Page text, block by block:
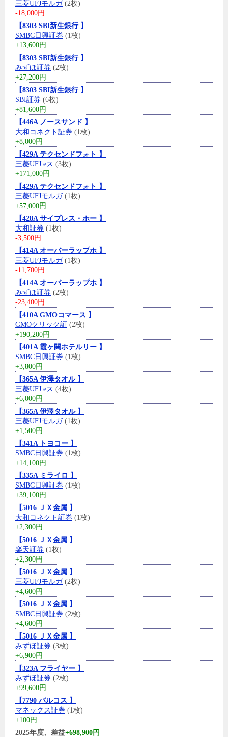
三菱UFJモルガ(2枚)
-18,000円
【8303 SBI新生銀行 】
SMBC日興証券 (1枚)
+13,600円
【8303 SBI新生銀行 】
みずほ証券 (2枚)
+27,200円
【8303 SBI新生銀行 】
SBI証券 (6枚)
+81,600円
【446A ノースサンド 】
大和コネクト証券 (1枚)
+8,000円
【429A テクセンドフォト 】
三菱UFJ eス (3枚)
+171,000円
【429A テクセンドフォト 】
三菱UFJモルガ(1枚)
+57,000円
【428A サイプレス・ホー 】
大和証券 (1枚)
-3,500円
【414A オーバーラップホ 】
三菱UFJモルガ(1枚)
-11,700円
【414A オーバーラップホ 】
みずほ証券 (2枚)
-23,400円
【410A GMOコマース 】
GMOクリック証 (2枚)
+190,200円
【401A 霞ヶ関ホテルリー 】
SMBC日興証券 (1枚)
+3,800円
【365A 伊澤タオル 】
三菱UFJ eス (4枚)
+6,000円
【365A 伊澤タオル 】
三菱UFJモルガ(1枚)
+1,500円
【341A トヨコー 】
SMBC日興証券 (1枚)
+14,100円
【335A ミライロ 】
SMBC日興証券 (1枚)
+39,100円
【5016 ＪＸ金属 】
大和コネクト証券 (1枚)
+2,300円
【5016 ＪＸ金属 】
楽天証券 (1枚)
+2,300円
【5016 ＪＸ金属 】
三菱UFJモルガ(2枚)
+4,600円
【5016 ＪＸ金属 】
SMBC日興証券 (2枚)
+4,600円
【5016 ＪＸ金属 】
みずほ証券 (3枚)
+6,900円
【323A フライヤー 】
みずほ証券 (2枚)
+99,600円
【7790 バルコス 】
マネックス証券 (1枚)
+100円
2025年度、差益+698,900円